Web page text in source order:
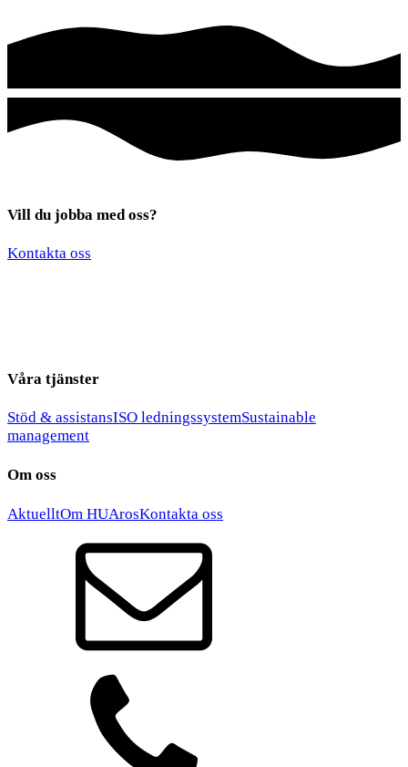
*
Vill du jobba med oss?
Kontakta oss
Våra tjänster
Stöd & assistansISO ledningssystemSustainable
management
Om oss
AktuelltOm HUArosKontakta oss